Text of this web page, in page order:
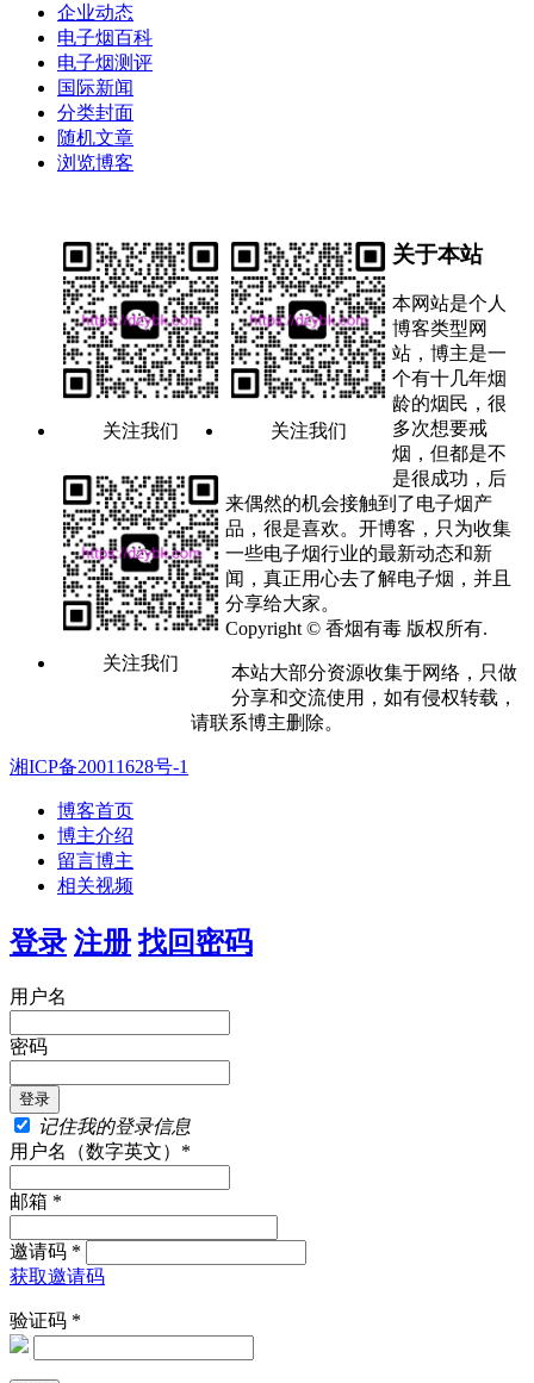
企业动态
电子烟百科
电子烟测评
国际新闻
分类封面
随机文章
浏览博客
关注我们 关注我们
关注我们
关于本站
本网站是个人
博客类型网
站，博主是一
个有十几年烟
龄的烟民，很
多次想要戒
烟，但都是不
是很成功，后
来偶然的机会接触到了电子烟产
品，很是喜欢。开博客，只为收集
一些电子烟行业的最新动态和新
闻，真正用心去了解电子烟，并且
分享给大家。
Copyright © 香烟有毒 版权所有.
本站大部分资源收集于网络，只做
分享和交流使用，如有侵权转载，
请联系博主删除。
湘ICP备20011628号-1
博客首页
博主介绍
留言博主
相关视频
登录 注册 找回密码
用户名
密码
记住我的登录信息
用户名（数字英文）*
邮箱 *
邀请码 *
获取邀请码
验证码 *